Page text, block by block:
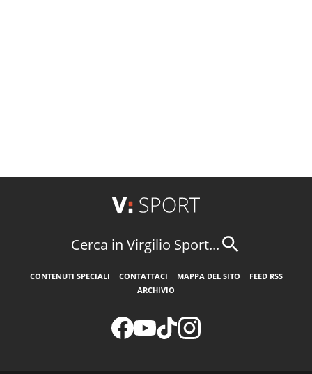
Cerca in Virgilio Sport...
CONTENUTI SPECIALI CONTATTACI MAPPA DEL SITO
FEED RSS
ARCHIVIO